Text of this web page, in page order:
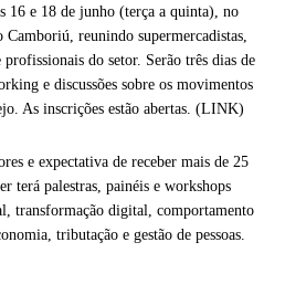
16 e 18 de junho (terça a quinta), no
reunindo supermercadistas,
do setor. Serão três dias de
e discussões sobre os movimentos
As inscrições estão abertas. (LINK)
e expectativa de receber mais de 25
terá palestras, painéis e workshops
transformação digital, comportamento
tributação e gestão de pessoas.